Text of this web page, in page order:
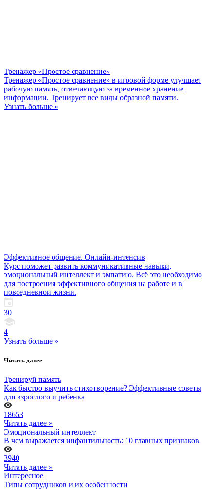
Тренажер «Простое сравнение»
Тренажер «Простое сравнение» в игровой форме улучшает
рабочую память, отвечающую за временное хранение
информации. Тренирует все виды образной памяти.
Узнать больше »
Эффективное общение. Онлайн-интенсив
Курс поможет развить коммуникативные навыки,
эмоциональный интеллект и эмпатию. Всё это необходимо
для построения эффективного общения на работе и в
повседневной жизни.
30
4
Узнать больше »
Читать далее
Тренируй память
Как быстро выучить стихотворение? Эффективные советы
для взрослого и ребенка
18653
Читать далее »
Эмоциональный интеллект
В чем выражается инфантильность: 10 главных признаков
3940
Читать далее »
Интересное
Типы сотрудников и их особенности